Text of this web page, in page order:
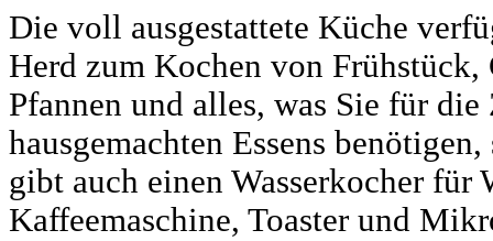
Die voll ausgestattete Küche
Herd zum Kochen von
Pfannen und alles, was Sie für
hausgemachten Essens
gibt auch einen Wasserkocher für
Kaffeemaschine, Toaster und